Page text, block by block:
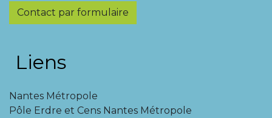
Contact par formulaire
Liens
Nantes Métropole
Pôle Erdre et Cens Nantes Métropole